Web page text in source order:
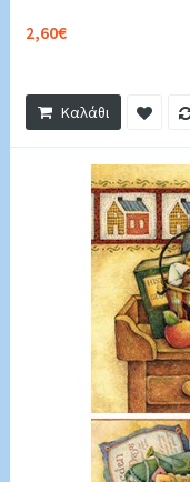
2,60€
Καλάθι